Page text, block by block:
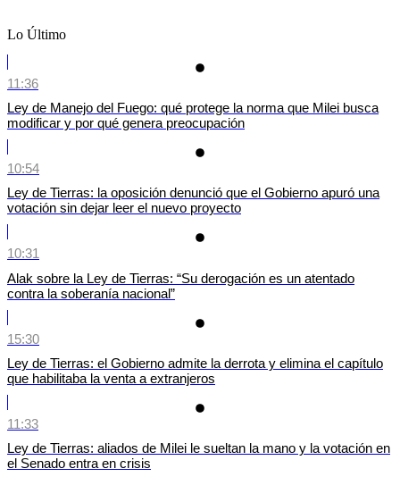
Lo Último
11:36
Ley de Manejo del Fuego: qué protege la norma que Milei busca
modificar y por qué genera preocupación
10:54
Ley de Tierras: la oposición denunció que el Gobierno apuró una
votación sin dejar leer el nuevo proyecto
10:31
Alak sobre la Ley de Tierras: “Su derogación es un atentado
contra la soberanía nacional”
15:30
Ley de Tierras: el Gobierno admite la derrota y elimina el capítulo
que habilitaba la venta a extranjeros
11:33
Ley de Tierras: aliados de Milei le sueltan la mano y la votación en
el Senado entra en crisis